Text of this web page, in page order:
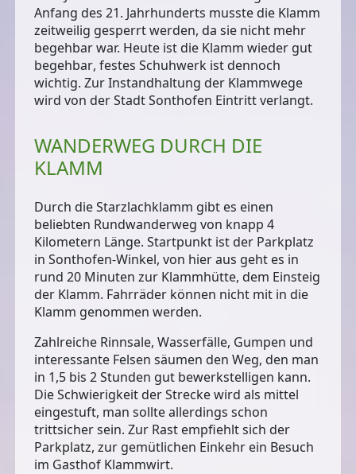
Anfang des 21. Jahrhunderts musste die Klamm
zeitweilig gesperrt werden, da sie nicht mehr
begehbar war. Heute ist die Klamm wieder gut
begehbar, festes Schuhwerk ist dennoch
wichtig. Zur Instandhaltung der Klammwege
wird von der Stadt Sonthofen Eintritt verlangt.
WANDERWEG DURCH DIE
KLAMM
Durch die Starzlachklamm gibt es einen
beliebten Rundwanderweg von knapp 4
Kilometern Länge. Startpunkt ist der Parkplatz
in Sonthofen-Winkel, von hier aus geht es in
rund 20 Minuten zur Klammhütte, dem Einsteig
der Klamm. Fahrräder können nicht mit in die
Klamm genommen werden.
Zahlreiche Rinnsale, Wasserfälle, Gumpen und
interessante Felsen säumen den Weg, den man
in 1,5 bis 2 Stunden gut bewerkstelligen kann.
Die Schwierigkeit der Strecke wird als mittel
eingestuft, man sollte allerdings schon
trittsicher sein. Zur Rast empfiehlt sich der
Parkplatz, zur gemütlichen Einkehr ein Besuch
im Gasthof Klammwirt.